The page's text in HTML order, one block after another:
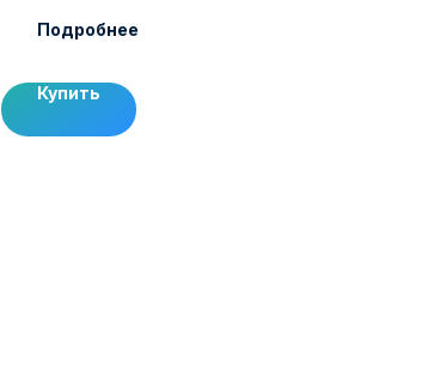
Подробнее
Купить